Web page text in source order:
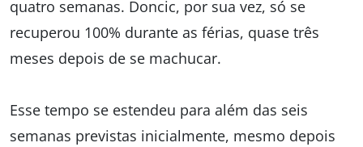
quatro semanas. Doncic, por sua vez, só se
recuperou 100% durante as férias, quase três
meses depois de se machucar.
Esse tempo se estendeu para além das seis
semanas previstas inicialmente, mesmo depois